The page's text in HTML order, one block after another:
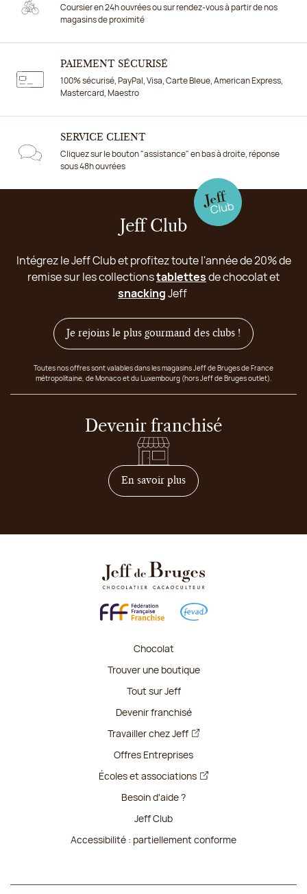
Coursier en 24h ouvrées ou sur rendez-vous à partir de nos
magasins de proximité
PAIEMENT SÉCURISÉ
100% sécurisé, PayPal, Visa, Carte Bleue, American Express,
Mastercard, Maestro
SERVICE CLIENT
Cliquez sur le bouton "assistance" en bas à droite, réponse
sous 48h ouvrées
Jeff Club
Intégrez le Jeff Club et profitez toute l'année de 20% de
remise sur les collectionstablettesde chocolat et
snackingJeff
Je rejoins le plus gourmand des clubs !
Toutes nos offres sont valables dans les magasins Jeff de Bruges de France
métropolitaine, de Monaco et du Luxembourg (hors Jeff de Bruges outlet).
Devenir franchisé
En savoir plussur comment devenir
Chocolat
Trouver une boutique
Tout sur Jeff
Devenir franchisé
Travailler chez Jeff
Offres Entreprises
Écoles et associations
Besoin d'aide ?
Jeff Club
Accessibilité : partiellement conforme